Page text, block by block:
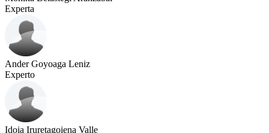
Experta
Ander Goyoaga Leniz
Experto
Idoia Iruretagoiena Valle